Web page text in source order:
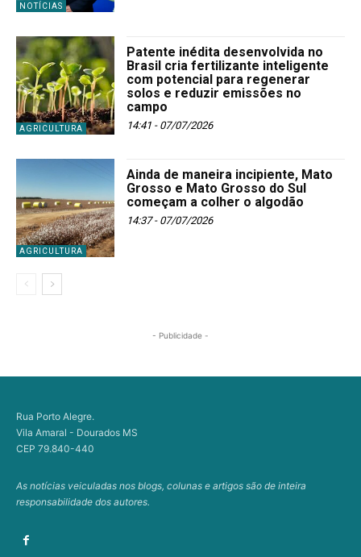
NOTÍCIAS
AGRICULTURA
Patente inédita desenvolvida no
Brasil cria fertilizante inteligente
com potencial para regenerar
solos e reduzir emissões no
campo
14:41 - 07/07/2026
AGRICULTURA
Ainda de maneira incipiente, Mato
Grosso e Mato Grosso do Sul
começam a colher o algodão
14:37 - 07/07/2026
- Publicidade -
Rua Porto Alegre.
Vila Amaral - Dourados MS
CEP 79.840-440
As notícias veiculadas nos blogs, colunas e artigos são de inteira
responsabilidade dos autores.